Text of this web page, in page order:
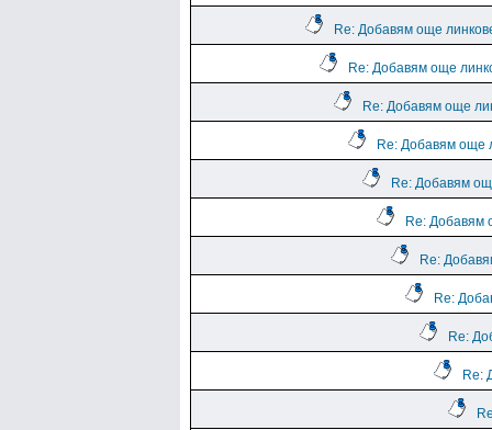
Re: Добавям още
Re: Добавям още
Re: Добавям още
Re: Добавям още
Re: Добавям
Re: Добавям
Re:
Re:
Re:
Re: